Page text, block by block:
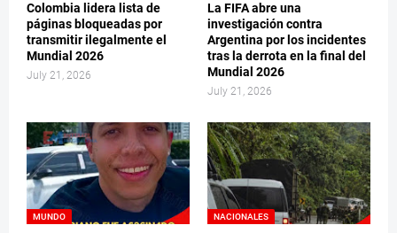
Colombia lidera lista de
páginas bloqueadas por
transmitir ilegalmente el
Mundial 2026
July 21, 2026
La FIFA abre una
investigación contra
Argentina por los incidentes
tras la derrota en la final del
Mundial 2026
July 21, 2026
MUNDO NACIONALES